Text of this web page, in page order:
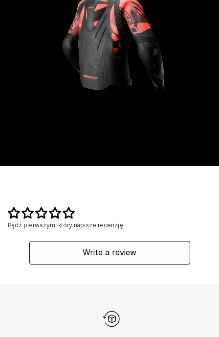
Bądź pierwszym, który napisze recenzję
Write a review